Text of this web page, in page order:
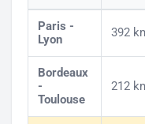
Paris -
Lyon
392
Bordeaux
-
Toulouse
212